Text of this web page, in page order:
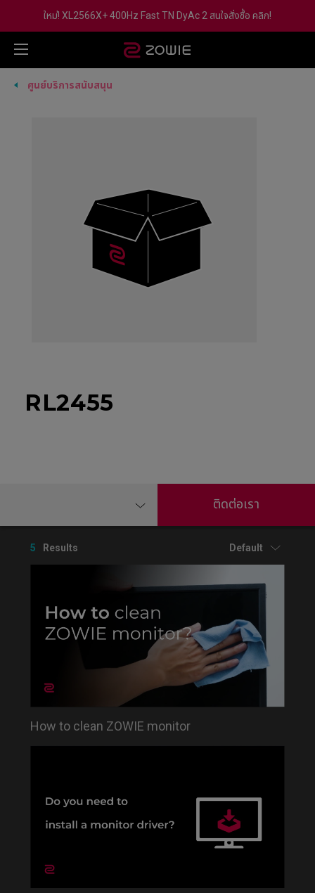
ใหม่! XL2566X+ 400Hz Fast TN DyAc 2 สนใจสั่งซื้อ คลิก!
ศูนย์บริการสนับสนุน
RL2455
ติดต่อเรา
5 Results Default
How to clean ZOWIE monitor